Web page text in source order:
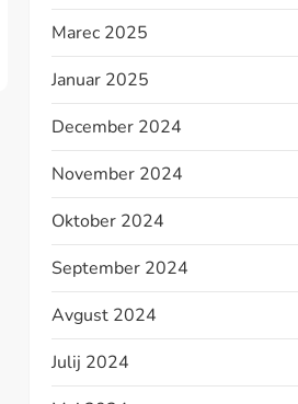
Marec 2025
Januar 2025
December 2024
November 2024
Oktober 2024
September 2024
Avgust 2024
Julij 2024